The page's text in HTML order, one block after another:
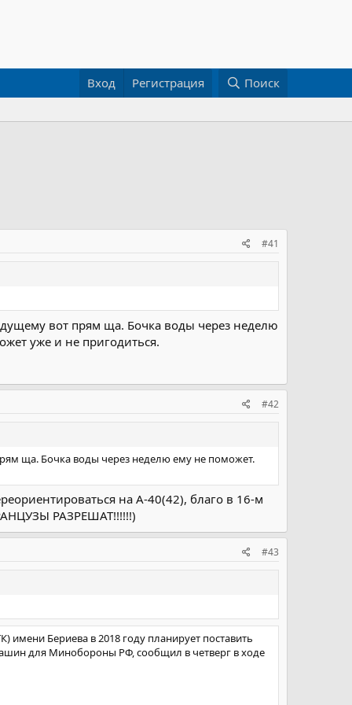
Вход Регистрация Поиск
#41
вот прям ща. Бочка воды через неделю
уже и не пригодиться.
#42
ща. Бочка воды через неделю ему не поможет.
на А-40(42), благо в 16-м
РАЗРЕШАТ!!!!!!)
#43
Бериева в 2018 году планирует поставить
для Минобороны РФ, сообщил в четверг в ходе